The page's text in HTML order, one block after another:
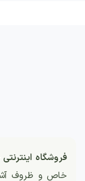
فروشگاه اینترنتی
خاص و ظروف